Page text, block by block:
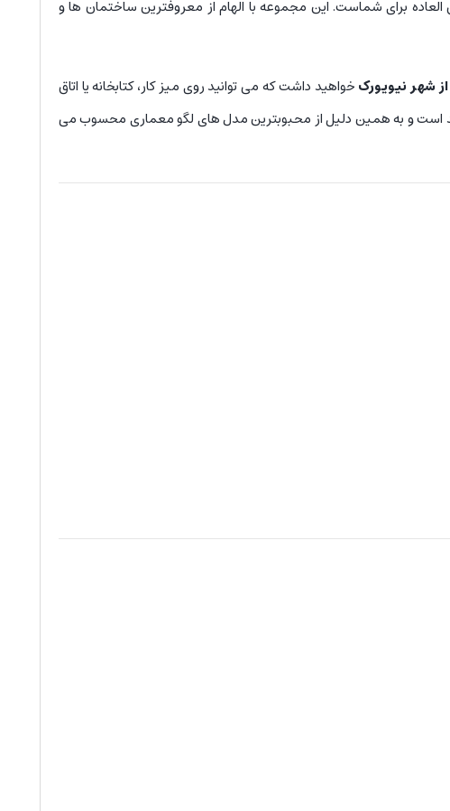
برای شماست. این مجموعه با الهام از معروفترین ساختمان ها و
از شهر نیویورک خواهید داشت که می توانید روی میز کار، کتابخانه یا اتاق
است و به همین دلیل از محبوبترین مدل های لگو معماری محسوب می